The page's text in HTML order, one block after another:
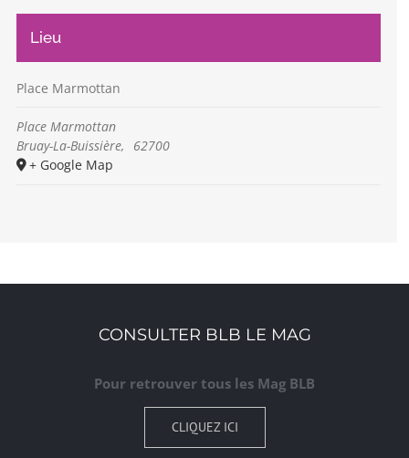
Lieu
Place Marmottan
Place Marmottan
Bruay-La-Buissière,
62700
+ Google Map
CONSULTER BLB LE MAG
Pour retrouver tous les Mag BLB
CLIQUEZ ICI